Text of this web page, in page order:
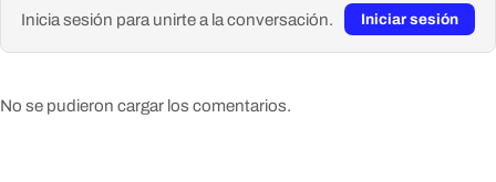
Inicia sesión para unirte a la conversación. Iniciar sesión
No se pudieron cargar los comentarios.